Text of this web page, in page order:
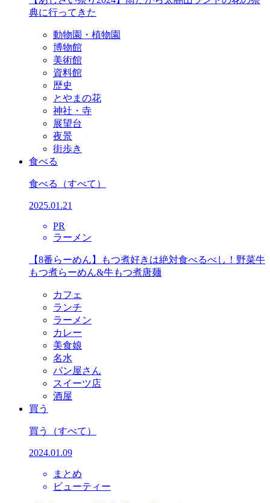
典に行ってきた
動物園・植物園
博物館
美術館
資料館
歴史
とやまの花
神社・寺
展望台
夜景
街歩き
食べる
食べる （すべて）
2025.01.21
PR
ラーメン
【8番らーめん】もつ煮好きは絶対食べるべし！野菜牛
もつ煮らーめん&牛もつ煮唐麺
カフェ
ランチ
ラーメン
カレー
美食娘
名水
パン屋さん
スイーツ店
酒屋
買う
買う （すべて）
2024.01.09
まとめ
ビューティー